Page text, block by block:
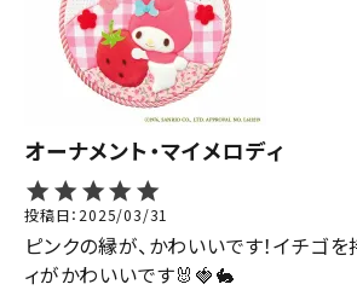
オーナメント・マイメロディ
投稿日 2025/03/31
ピンクの縁が、かわいいです！イチゴ
ィがかわいいです🐰🍓🐇